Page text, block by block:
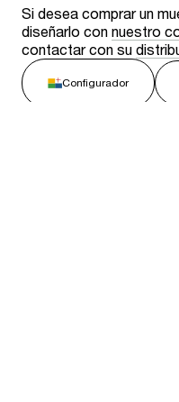
Si desea comprar un
diseñarlo con nuestro
contactar con su
Configurador